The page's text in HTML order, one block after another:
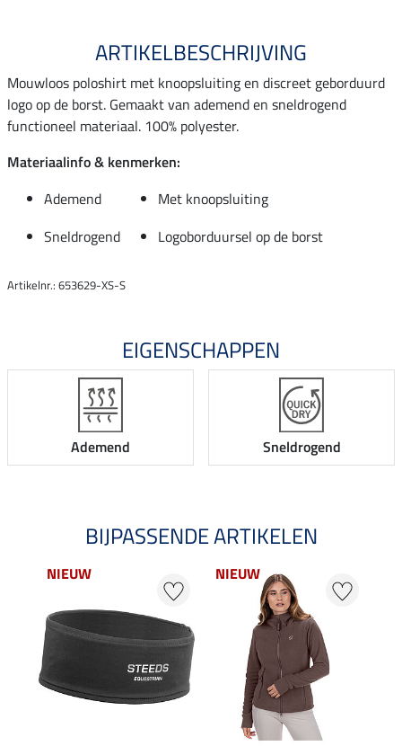
ARTIKELBESCHRIJVING
Mouwloos poloshirt met knoopsluiting en discreet geborduurd
logo op de borst. Gemaakt van ademend en sneldrogend
functioneel materiaal. 100% polyester.
Materiaalinfo & kenmerken:
Ademend
Met knoopsluiting
Sneldrogend
Logoborduursel op de borst
Artikelnr.: 653629-XS-S
EIGENSCHAPPEN
Ademend Sneldrogend
BIJPASSENDE ARTIKELEN
NIEUW NIEUW